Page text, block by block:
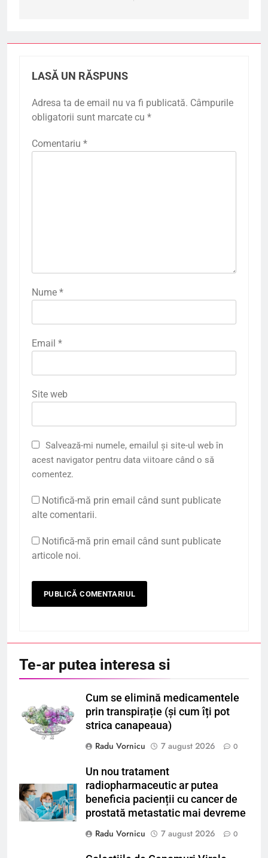
LASĂ UN RĂSPUNS
Adresa ta de email nu va fi publicată. Câmpurile
obligatorii sunt marcate cu *
Comentariu *
Nume *
Email *
Site web
Salvează-mi numele, emailul și site-ul web în
acest navigator pentru data viitoare când o să
comentez.
Notifică-mă prin email când sunt publicate
alte comentarii.
Notifică-mă prin email când sunt publicate
articole noi.
Te-ar putea interesa si
Cum se elimină medicamentele
prin transpirație (și cum îți pot
strica canapeaua)
Radu Vornicu
7 august 2026 0
Un nou tratament
radiopharmaceutic ar putea
beneficia pacienții cu cancer de
prostată metastatic mai devreme
Radu Vornicu
7 august 2026 0